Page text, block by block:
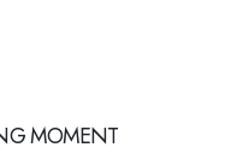
MOMENT